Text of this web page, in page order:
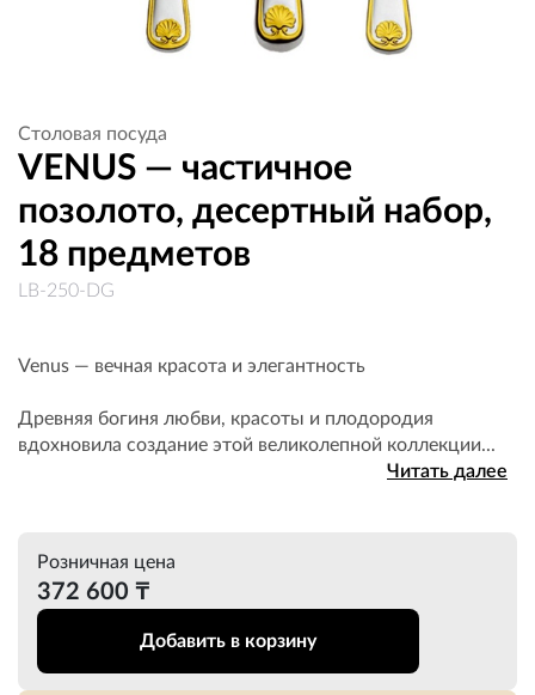
Столовая посуда
VENUS — частичное
позолото, десертный набор,
18 предметов
LB-250-DG
Venus — вечная красота и элегантность
Древняя богиня любви, красоты и плодородия
вдохновила создание этой великолепной коллекции...
Читать далее
Розничная цена
372 600 ₸
Добавить в корзину